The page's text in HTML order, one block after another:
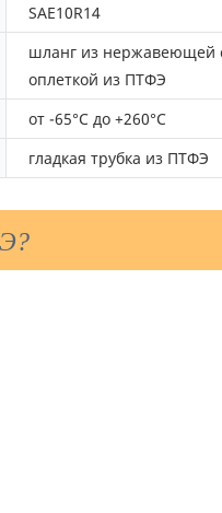
SAE10R14
шланг из нержавеющей
оплеткой из ПТФЭ
от -65°C до +260°C
гладкая трубка из ПТФЭ